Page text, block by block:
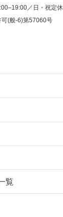
／日・祝定休
(般-6)第57060号
覧